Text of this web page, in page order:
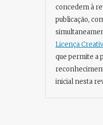
concedem à
publicação,
Licença
que permite a
inicial nesta